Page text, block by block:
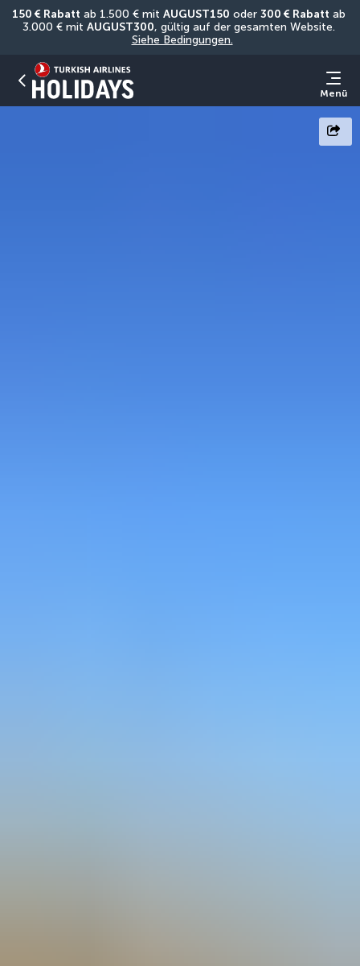
150 € Rabatt ab 1.500 € mit AUGUST150 oder 300 € Rabatt ab
3.000 € mit AUGUST300
Siehe Bedingungen.
Menü